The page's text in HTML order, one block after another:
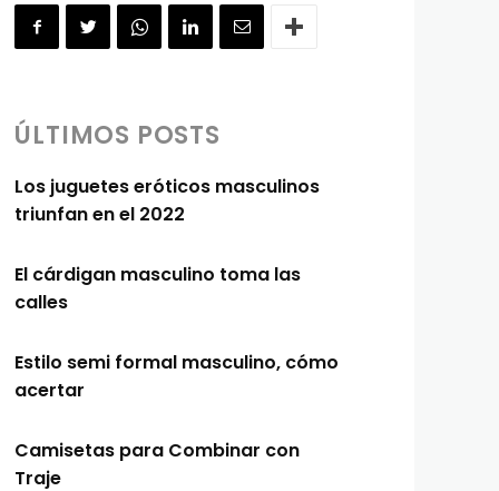
ÚLTIMOS POSTS
Los juguetes eróticos masculinos
triunfan en el 2022
El cárdigan masculino toma las
calles
Estilo semi formal masculino, cómo
acertar
Camisetas para Combinar con
Traje